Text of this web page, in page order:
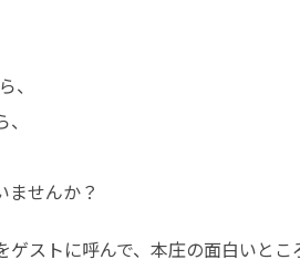
ませんか？
ストに呼んで、本庄の面白いと